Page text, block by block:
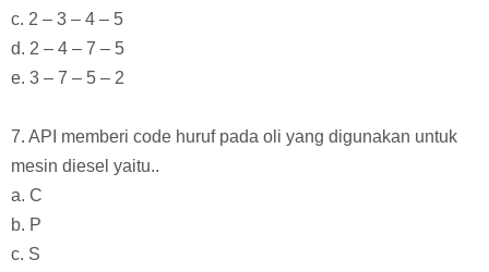
c. 2 – 3 – 4 – 5
d. 2 – 4 – 7 – 5
e. 3 – 7 – 5 – 2
7. API memberi code huruf pada oli yang digunakan untuk
mesin diesel yaitu..
a. C
b. P
c. S